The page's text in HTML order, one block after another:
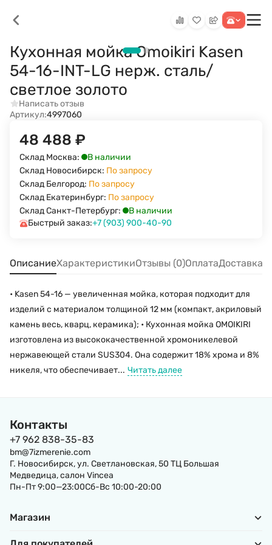
Кухонная мойка Omoikiri Kasen
54-16-INT-LG нерж. сталь/
светлое золото
Написать отзыв
Артикул:4997060
48 488 ₽
Склад Москва:
В наличии
Склад Новосибирск: По запросу
Склад Белгород: По запросу
Склад Екатеринбург: По запросу
Склад Санкт-Петербург:
В наличии
Быстрый заказ:+7 (903) 900-40-90
ОписаниеХарактеристикиОтзывы (0)ОплатаДоставка
• Kasen 54-16 — увеличенная мойка, которая подходит для
изделий с материалом толщиной 12 мм (компакт, акриловый
камень весь, кварц, керамика); • Кухонная мойка OMOIKIRI
изготовлена из высококачественной хромоникелевой
нержавеющей стали SUS304. Она содержит 18% хрома и 8%
никеля, что обеспечивает... Читать далее
Контакты
+7 962 838-35-83
bm@7izmerenie.com
Г. Новосибирск, ул. Светлановская, 50 ТЦ Большая
Медведица, салон Vincea
Пн-Пт 9:00—23:00Сб-Вс 10:00-20:00
Магазин